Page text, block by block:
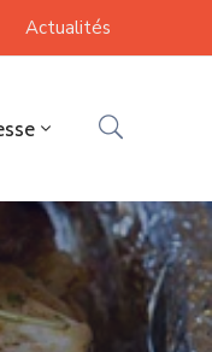
Actualités